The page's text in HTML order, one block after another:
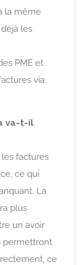
la même
les
PME et
via
va-t-il
les factures
ce qui
La
plus
un avoir
permettront
ce